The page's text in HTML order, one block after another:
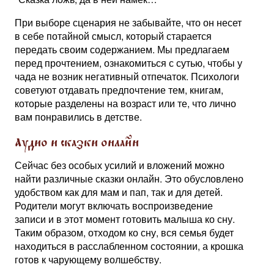
При выборе сценария не забывайте, что он несет
в себе потайной смысл, который старается
передать своим содержанием. Мы предлагаем
перед прочтением, ознакомиться с сутью, чтобы у
чада не возник негативный отпечаток. Психологи
советуют отдавать предпочтение тем, книгам,
которые разделены на возраст или те, что лично
вам понравились в детстве.
Аудио и сказки онлайн
Сейчас без особых усилий и вложений можно
найти различные сказки онлайн. Это обусловлено
удобством как для мам и пап, так и для детей.
Родители могут включать воспроизведение
записи и в этот момент готовить малыша ко сну.
Таким образом, отходом ко сну, вся семья будет
находиться в расслабленном состоянии, а крошка
готов к чарующему волшебству.